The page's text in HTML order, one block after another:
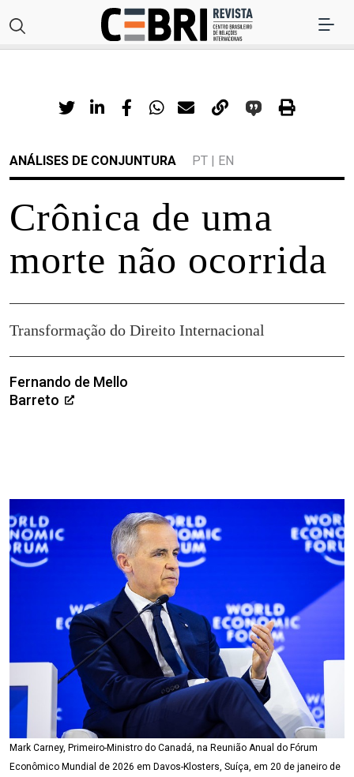
ANÁLISES DE CONJUNTURA PT | EN
Crônica de uma
morte não ocorrida
Transformação do Direito Internacional
Fernando de Mello
Barreto
Mark Carney, Primeiro-Ministro do Canadá, na Reunião Anual do Fórum
Econômico Mundial de 2026 em Davos-Klosters, Suíça, em 20 de janeiro de